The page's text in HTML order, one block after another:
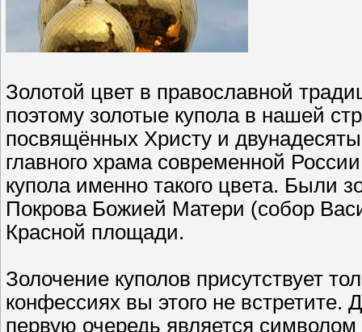
Золотой цвет в православной
поэтому золотые купола в нашей
посвящённых Христу и
главного храма современной
купола именно такого цвета. Были
Покрова Божией Матери (собор
Красной площади.
Золочение куполов присутствует
конфессиях вы этого не встретите.
первую очередь является